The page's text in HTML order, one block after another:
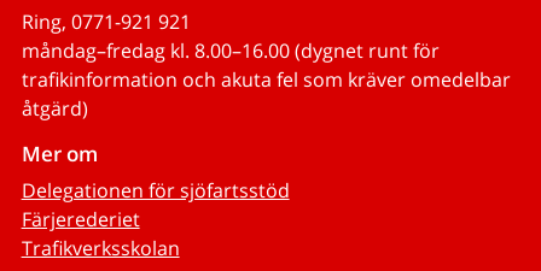
Ring, 0771-921 921
måndag–fredag kl. 8.00–16.00 (dygnet runt för
trafikinformation och akuta fel som kräver omedelbar
åtgärd)
Mer om
Delegationen för sjöfartsstöd
Färjerederiet
Trafikverksskolan